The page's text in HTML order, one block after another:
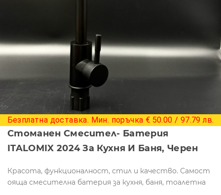
Безплатна доставка. Мин. поръчка € 50.00 / 97.79 лв.
Стоманен Смесител- Батерия
ITALOMIX 2024 За Кухня И Баня, Черен
Красота, функционалност, стил и качество. Самост
ояща смесителна батерия за кухня, баня, тоалетна